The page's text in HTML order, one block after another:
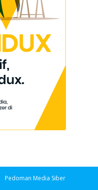
Pedoman Media Siber